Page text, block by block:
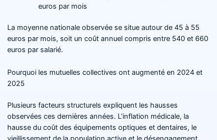
euros par mois
La moyenne nationale observée se situe autour de 45 à 55
euros par mois, soit un coût annuel compris entre 540 et 660
euros par salarié.
Pourquoi les mutuelles collectives ont augmenté en 2024 et
2025
Plusieurs facteurs structurels expliquent les hausses
observées ces dernières années. L’inflation médicale, la
hausse du coût des équipements optiques et dentaires, le